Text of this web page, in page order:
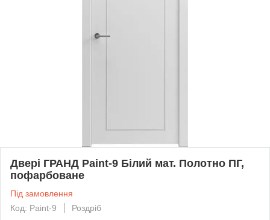
Двері ГРАНД Paint-9 Білий мат. Полотно ПГ,
пофарбоване
Під замовлення
Код: Paint-9
Роздріб